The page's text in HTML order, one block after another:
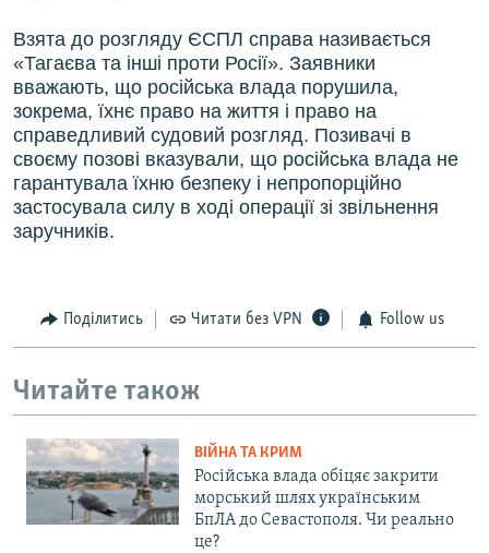
Взята до розгляду ЄСПЛ справа називається
«Тагаєва та інші проти Росії». Заявники
вважають, що російська влада порушила,
зокрема, їхнє право на життя і право на
справедливий судовий розгляд. Позивачі в
своєму позові вказували, що російська влада не
гарантувала їхню безпеку і непропорційно
застосувала силу в ході операції зі звільнення
заручників.
Поділитись Читати без VPN Follow us
Читайте також
ВІЙНА ТА КРИМ
Російська влада обіцяє закрити
морський шлях українським
БпЛА до Севастополя. Чи реально
це?